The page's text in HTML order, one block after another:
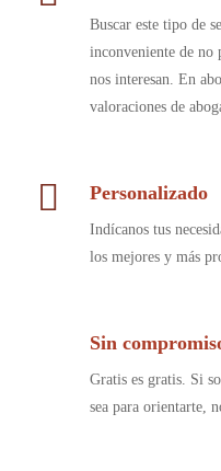
Buscar este tipo de
inconveniente de no
nos interesan. En
valoraciones de
Personalizado
Indícanos tus
los mejores y más
Sin
Gratis es gratis. Si
sea para orientarte,